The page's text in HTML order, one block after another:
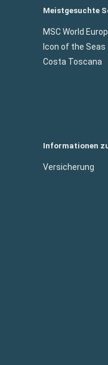
Meistgesuchte
MSC World
Icon of the Seas
Costa Toscana
Informationen
Versicherung